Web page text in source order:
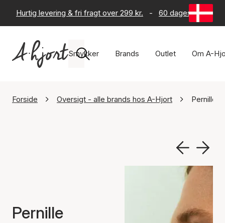
Hurtig levering & fri fragt over 299 kr. - 60 dages returret
Smykker Brands Outlet Om A-
Forside Oversigt - alle brands hos A-Hjort Pernille
Pernille